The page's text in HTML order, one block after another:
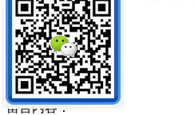
CF标准转接头
留言内容：